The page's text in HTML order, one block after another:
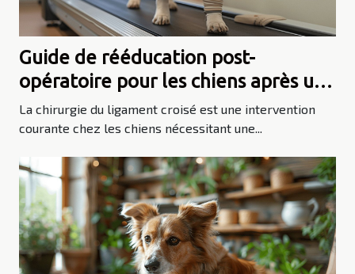
Guide de rééducation post-
opératoire pour les chiens après une
chirurgie du ligament croisé
La chirurgie du ligament croisé est une intervention
courante chez les chiens nécessitant une...